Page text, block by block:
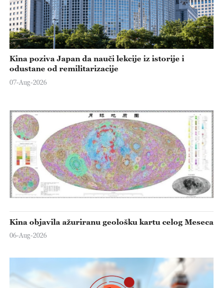
Kina poziva Japan da nauči lekcije iz istorije i
odustane od remilitarizacije
07-Aug-2026
Kina objavila ažuriranu geološku kartu celog Meseca
06-Aug-2026